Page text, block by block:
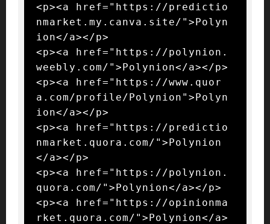
<p><a href="https://predictio
nmarket.my.canva.site/">Polyn
ion</a></p>
<p><a href="https://polynion.
weebly.com/">Polynion</a></p>
<p><a href="https://www.quor
a.com/profile/Polynion">Polyn
ion</a></p>
<p><a href="https://predictio
nmarket.quora.com/">Polynion
</a></p>
<p><a href="https://polynion.
quora.com/">Polynion</a></p>
<p><a href="https://opinionma
rket.quora.com/">Polynion</a>